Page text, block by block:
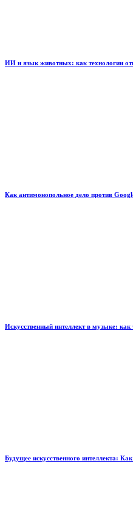
ИИ и язык животных: как технологии
Как антимонопольное дело против
Искусственный интеллект в музыке:
Будущее искусственного интеллекта: